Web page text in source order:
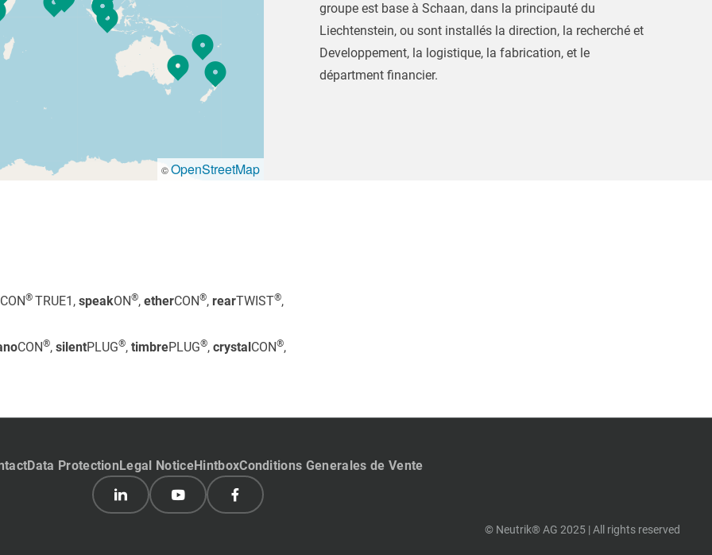
©OpenStreetMap
groupe est base à Schaan, dans la principauté du
Liechtenstein, ou sont installés la direction, la recherché et
Developpement, la logistique, la fabrication, et le
départment financier.
CON® TRUE1, speakON®, etherCON®, rearTWIST®,
CON®, silentPLUG®, timbrePLUG®, crystalCON®,
Data ProtectionLegal NoticeHintboxConditions Generales de Vente
© Neutrik® AG 2025 | All rights reserved